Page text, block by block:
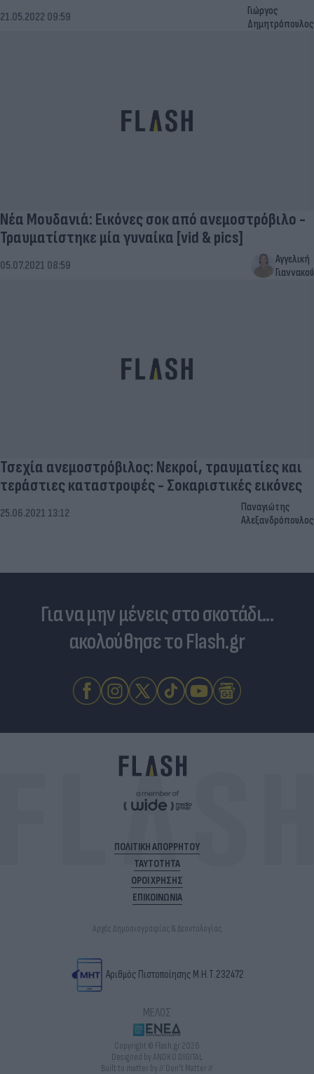
21.05.2022 09:59
Γιώργος
Δημητρόπουλος
Νέα Μουδανιά: Εικόνες σοκ από ανεμοστρόβιλο -
Τραυματίστηκε μία γυναίκα [vid & pics]
05.07.2021 08:59
Αγγελική
Γιαννακού
Τσεχία ανεμοστρόβιλος: Νεκροί, τραυματίες και
τεράστιες καταστροφές - Σοκαριστικές εικόνες
25.06.2021 13:12
Παναγιώτης
Αλεξανδρόπουλος
Για να μην μένεις στο σκοτάδι...
ακολούθησε το Flash.gr
ΠΟΛΙΤΙΚΗ ΑΠΟΡΡΗΤΟΥ
ΤΑΥΤΟΤΗΤΑ
ΟΡΟΙ ΧΡΗΣΗΣ
ΕΠΙΚΟΙΝΩΝΙΑ
Αρχές Δημοσιογραφίας & Δεοντολογίας
Αριθμός Πιστοποίησης Μ.Η.Τ.232472
ΜΕΛΟΣ
Copyright © Flash.gr 2026
Designed by ANDKO DIGITAL
Built to matter by // Don't Matter //